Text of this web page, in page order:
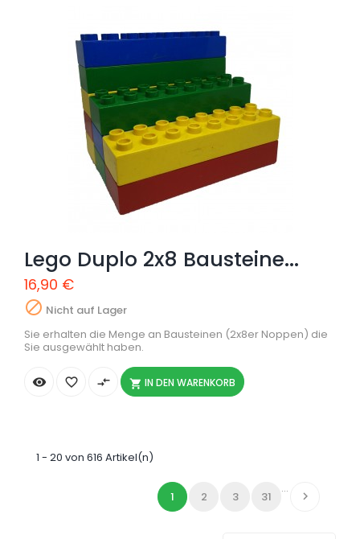
Lego Duplo 2x8 Bausteine...
16,90 €
 Nicht auf Lager
Sie erhalten die Menge an Bausteinen (2x8er Noppen) die
Sie ausgewählt haben.
  compare_arrows  IN DEN WARENKORB
1 - 20 von 616 Artikel(n)
1 2 3
…
31 